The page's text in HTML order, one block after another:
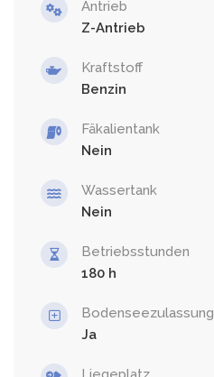
Antrieb
Z-Antrieb
Kraftstoff
Benzin
Fäkalientank
Nein
Wassertank
Nein
Betriebsstunden
180
Bodenseezulassung
Ja